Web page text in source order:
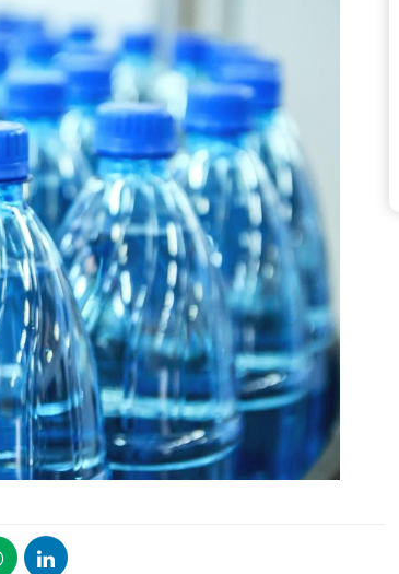
les
?
:
en plus
: une
aurait
au Pays
Chikungunya, dengue,
West Nile : que se passe-
t-il dans le sud de la
France ?
Les médicaments GLP-1
protègent-ils aussi les os
?
Cytomégalovirus : ce qui
change dans la prise en
charge des femmes
enceintes